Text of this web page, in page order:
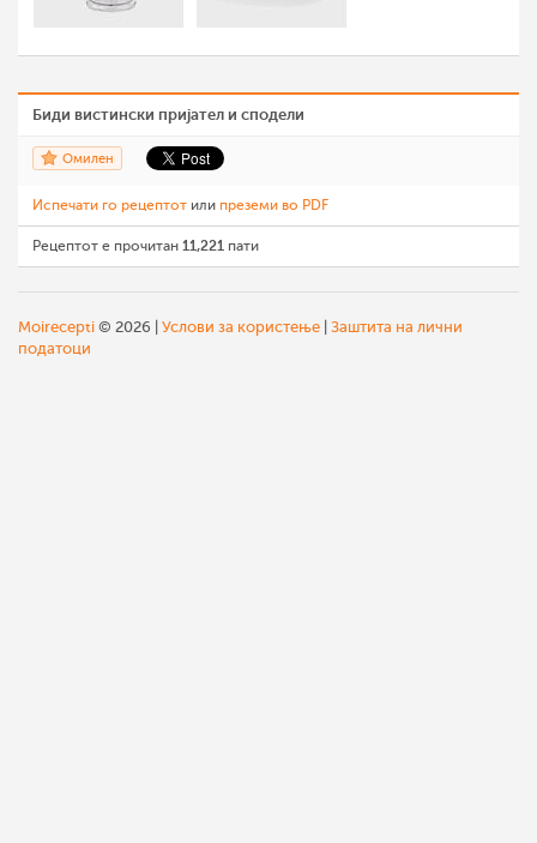
Биди вистински пријател и сподели
Омилен
Испечати го рецептот или преземи во PDF
Рецептот е прочитан 11,221 пати
Moirecepti © 2026 | Услови за користење Заштита на лични
податоци